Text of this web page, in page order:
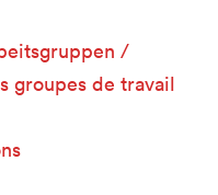
/
groupes de travail